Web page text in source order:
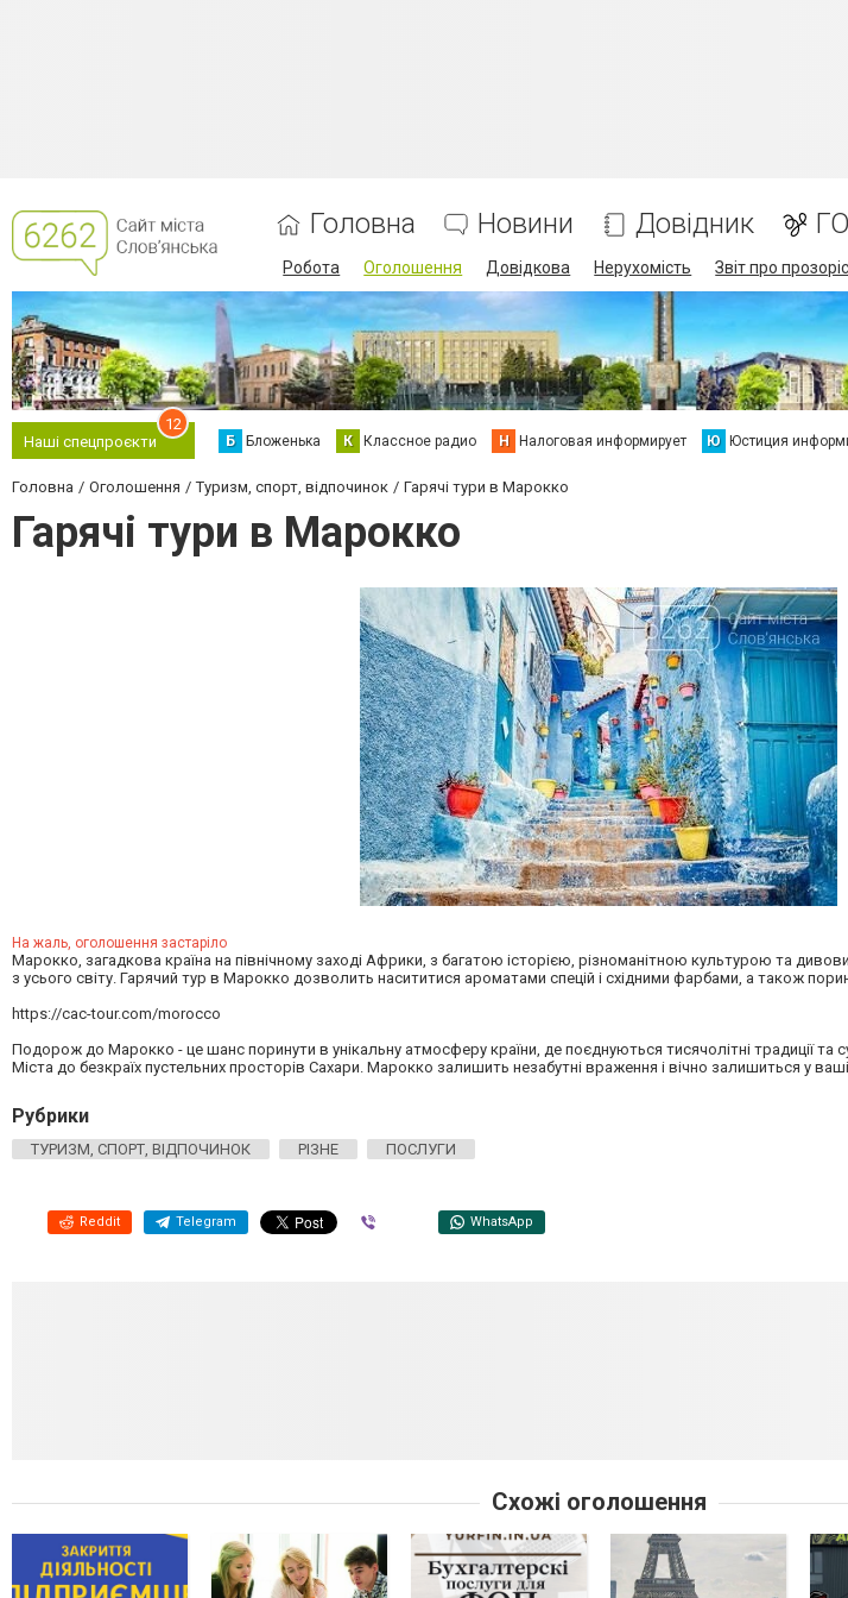
Головна Новини Довідник
Робота Оголошення Довідкова Нерухомість Звіт про
Наші спецпроєкти
12
Б Бложенька К Классное радио Н Налоговая информирует Ю Юстиция
Головна Оголошення Туризм, спорт, відпочинок Гарячі тури в Марокко
Гарячі тури в Марокко
На жаль, оголошення застаріло
Марокко, загадкова країна на північному заході Африки, з багатою історією, різноманітною культурою та
з усього світу. Гарячий тур в Марокко дозволить насититися ароматами спецій і східними фарбами, а також
https://cac-tour.com/morocco
Подорож до Марокко - це шанс поринути в унікальну атмосферу країни, де поєднуються тисячолітні традиції та
Міста до безкраїх пустельних просторів Сахари. Марокко залишить незабутні враження і вічно залишиться у
Рубрики
ТУРИЗМ, СПОРТ, ВІДПОЧИНОК РІЗНЕ ПОСЛУГИ
Reddit Telegram WhatsApp
Схожі оголошення